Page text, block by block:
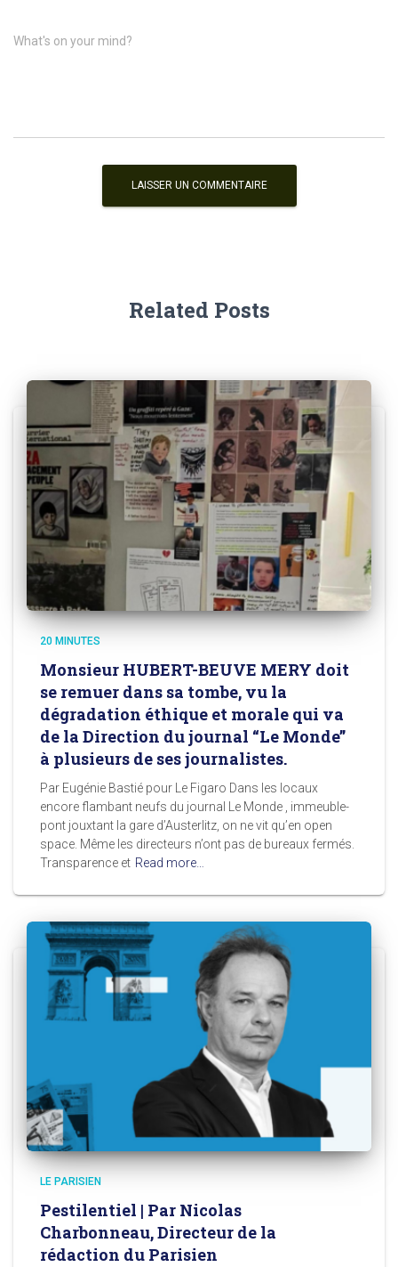
What's on your mind?
Related Posts
20 MINUTES
Monsieur HUBERT-BEUVE MERY doit
se remuer dans sa tombe, vu la
dégradation éthique et morale qui va
de la Direction du journal “Le Monde”
à plusieurs de ses journalistes.
Par Eugénie Bastié pour Le Figaro Dans les locaux
encore flambant neufs du journal Le Monde , immeuble-
pont jouxtant la gare d’Austerlitz, on ne vit qu’en open
space. Même les directeurs n’ont pas de bureaux fermés.
Transparence et Read more…
LE PARISIEN
Pestilentiel | Par Nicolas
Charbonneau, Directeur de la
rédaction du Parisien